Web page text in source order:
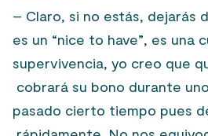
– Claro, si no estás, dejarás
es un “nice to have”, es una
supervivencia, yo creo que
cobrará su bono durante
pasado cierto tiempo pues